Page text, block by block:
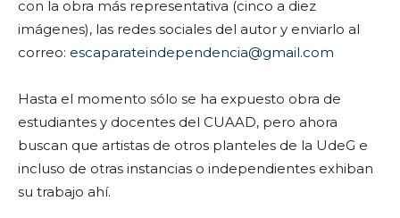
con la obra más representativa (cinco a diez
imágenes), las redes sociales del autor y enviarlo al
correo: escaparateindependencia@gmail.com
Hasta el momento sólo se ha expuesto obra de
estudiantes y docentes del CUAAD, pero ahora
buscan que artistas de otros planteles de la UdeG e
incluso de otras instancias o independientes exhiban
su trabajo ahí.